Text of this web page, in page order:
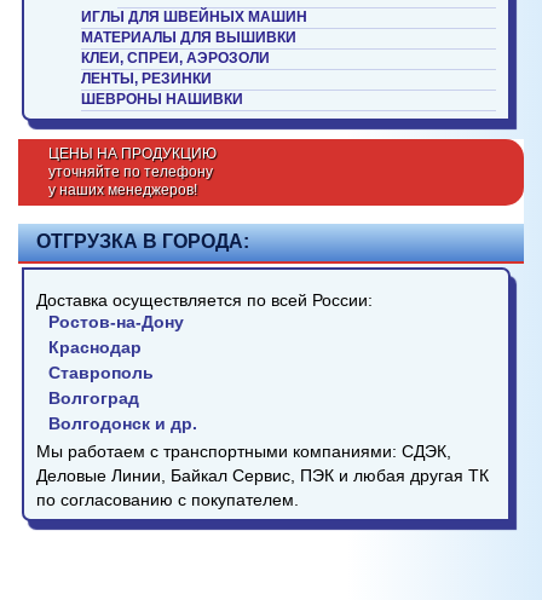
ИГЛЫ ДЛЯ ШВЕЙНЫХ МАШИН
МАТЕРИАЛЫ ДЛЯ ВЫШИВКИ
КЛЕИ, СПРЕИ, АЭРОЗОЛИ
ЛЕНТЫ, РЕЗИНКИ
ШЕВРОНЫ НАШИВКИ
ЦЕНЫ НА ПРОДУКЦИЮ
уточняйте по телефону
у наших менеджеров!
ОТГРУЗКА В ГОРОДА:
Доставка осуществляется по всей России:
Ростов-на-Дону
Краснодар
Ставрополь
Волгоград
Волгодонск и др.
Мы работаем с транспортными компаниями: СДЭК,
Деловые Линии, Байкал Сервис, ПЭК и любая другая ТК
по согласованию с покупателем.